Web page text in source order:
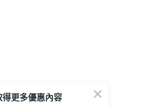
更多優惠內容